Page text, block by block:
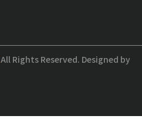
All Rights Reserved. Designed by